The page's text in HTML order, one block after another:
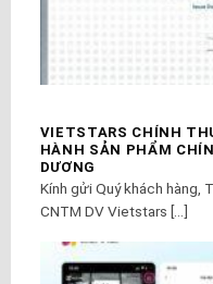
VIETSTARS CHÍNH
HÀNH SẢN PHẨM
DƯƠNG
Kính gửi Quý khách hàng,
CNTM DV Vietstars [...]